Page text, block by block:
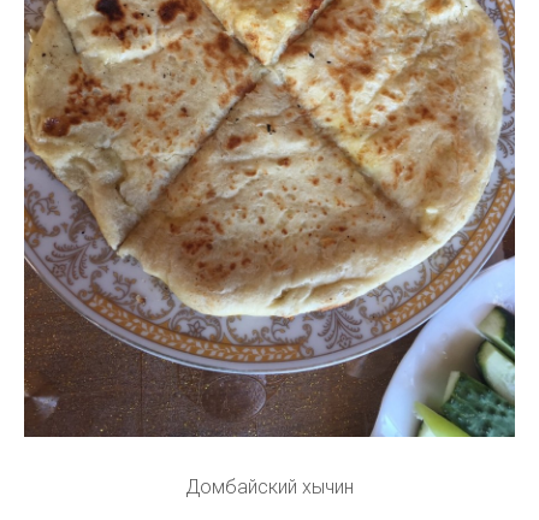
Домбайский хычин